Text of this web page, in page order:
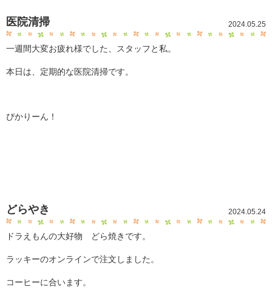
2024.05.25
医院清掃
一週間大変お疲れ様でした、スタッフと私。
本日は、定期的な医院清掃です。
ぴかりーん！
2024.05.24
どらやき
ドラえもんの大好物 どら焼きです。
ラッキーのオンラインで注文しました。
コーヒーに合います。